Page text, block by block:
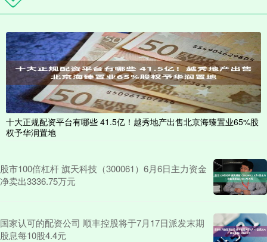
十大正规配资平台有哪些 41.5亿！越秀地产出售北京海臻置业65%股
权予华润置地
股市100倍杠杆 旗天科技（300061）6月6日主力资金
净卖出3336.75万元
国家认可的配资公司 顺丰控股将于7月17日派发末期
股息每10股4.4元